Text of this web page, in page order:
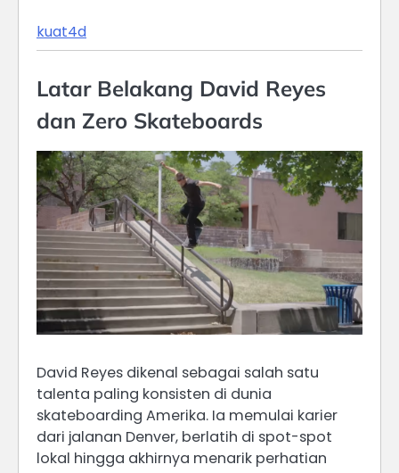
kuat4d
Latar Belakang David Reyes
dan Zero Skateboards
David Reyes dikenal sebagai salah satu
talenta paling konsisten di dunia
skateboarding Amerika. Ia memulai karier
dari jalanan Denver, berlatih di spot-spot
lokal hingga akhirnya menarik perhatian